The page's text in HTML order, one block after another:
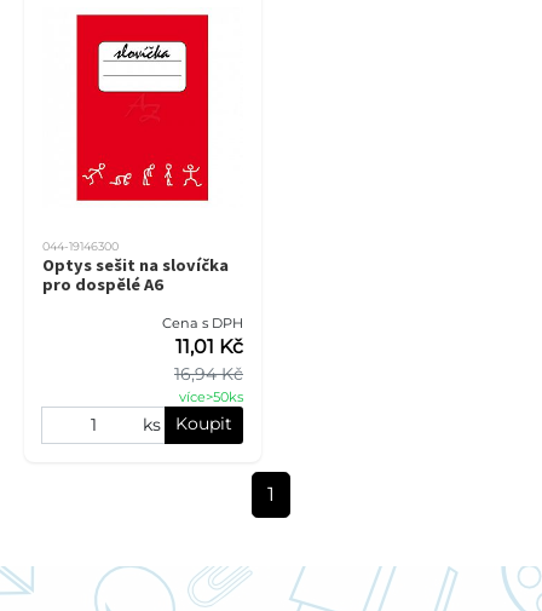
044-19146300
Optys sešit na slovíčka
pro dospělé A6
Cena s DPH
16,94 Kč
11,01 Kč
více>50ks
ks Koupit
1